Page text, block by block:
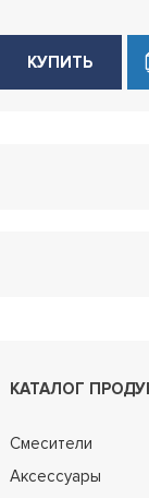
КУПИТЬ
КАТАЛОГ
Смесители
Аксессуары